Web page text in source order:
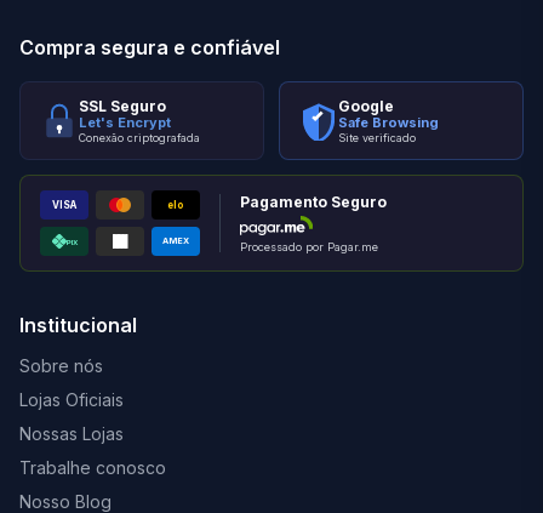
Compra segura e confiável
SSL Seguro
Let's Encrypt
Conexão criptografada
Google
Safe Browsing
Site verificado
VISA elo
PIX AMEX
Pagamento Seguro
Processado por Pagar.me
Institucional
Sobre nós
Lojas Oficiais
Nossas Lojas
Trabalhe conosco
Nosso Blog